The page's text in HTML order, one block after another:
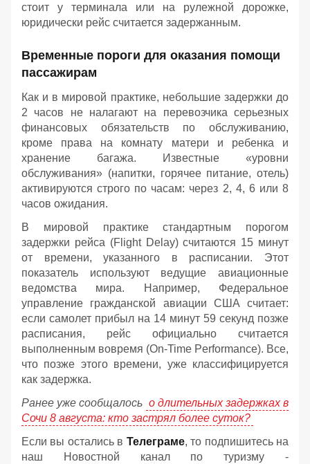
стоит у терминала или на рулежной дорожке,
юридически рейс считается задержанным.
Временные пороги для оказания помощи
пассажирам
Как и в мировой практике, небольшие задержки до
2 часов не налагают на перевозчика серьезных
финансовых обязательств по обслуживанию,
кроме права на комнату матери и ребенка и
хранение багажа. Известные «уровни
обслуживания» (напитки, горячее питание, отель)
активируются строго по часам: через 2, 4, 6 или 8
часов ожидания.
В мировой практике стандартным порогом
задержки рейса (Flight Delay) считаются 15 минут
от времени, указанного в расписании. Этот
показатель используют ведущие авиационные
ведомства мира. Например, Федеральное
управление гражданской авиации США считает:
если самолет прибыл на 14 минут 59 секунд позже
расписания, рейс официально считается
выполненным вовремя (On-Time Performance). Все,
что позже этого времени, уже классифицируется
как задержка.
Ранее уже сообщалось о длительных задержках в
Сочи 8 августа: кто застрял более суток?
Если вы остались в Телеграме, то подпишитесь на
наш Новостной канал по туризму -